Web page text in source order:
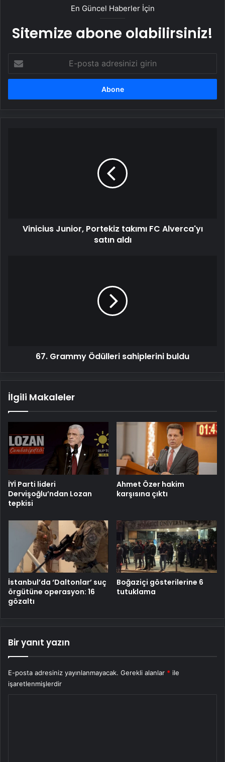
En Güncel Haberler İçin
Sitemize abone olabilirsiniz!
posta
adresinizi
Vinicius Junior, Portekiz takımı FC Alverca'yı
satın aldı
67. Grammy Ödülleri sahiplerini buldu
İlgili Makaleler
İYİ Parti lideri
Dervişoğlu’ndan Lozan
tepkisi
Ahmet Özer hakim
karşısına çıktı
İstanbul’da ‘Daltonlar’ suç
örgütüne operasyon: 16
gözaltı
Boğaziçi gösterilerine 6
tutuklama
Bir yanıt yazın
E-posta adresiniz yayınlanmayacak. Gerekli alanlar * ile
işaretlenmişlerdir